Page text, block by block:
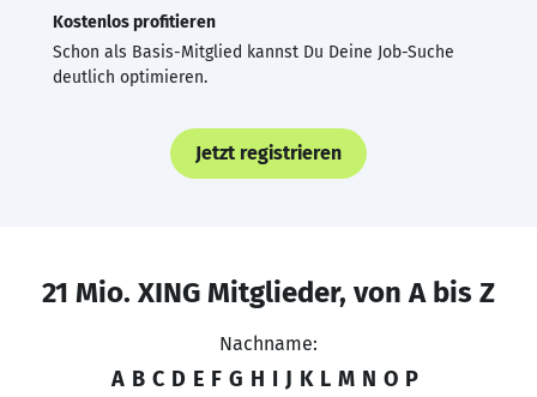
Kostenlos profitieren
Schon als Basis-Mitglied kannst Du Deine Job-Suche
deutlich optimieren.
Jetzt registrieren
21 Mio. XING Mitglieder, von A bis Z
Nachname:
A B C D E F G H I J K L M N O P